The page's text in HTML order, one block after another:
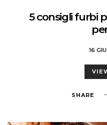
5 consigli furbi
16
SHARE